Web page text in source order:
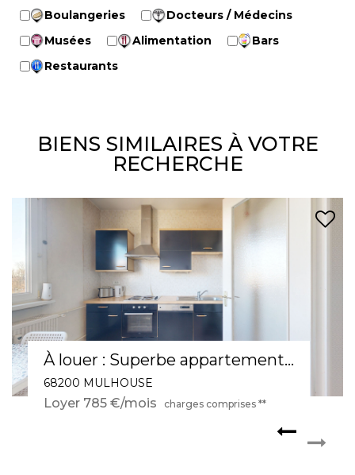
Boulangeries
Docteurs / Médecins
Musées
Alimentation
Bars
Restaurants
BIENS SIMILAIRES À VOTRE
RECHERCHE
À louer : Superbe appartement 3 pièces de 64 m² à Mulhouse, dernier étage avec cave et fibre optique !
68200 MULHOUSE
Loyer 785 €/mois charges comprises **